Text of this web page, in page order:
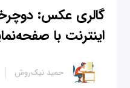
گالری عکس:
اینترنت با
حمید نیک‌روش